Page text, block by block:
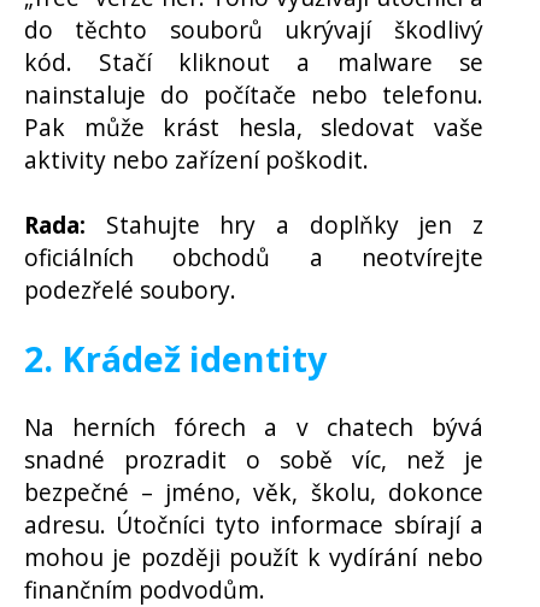
do těchto souborů ukrývají škodlivý
kód. Stačí kliknout a malware se
nainstaluje do počítače nebo telefonu.
Pak může krást hesla, sledovat vaše
aktivity nebo zařízení poškodit.
Rada: Stahujte hry a doplňky jen z
oficiálních obchodů a neotvírejte
podezřelé soubory.
2. Krádež identity
Na herních fórech a v chatech bývá
snadné prozradit o sobě víc, než je
bezpečné – jméno, věk, školu, dokonce
adresu. Útočníci tyto informace sbírají a
mohou je později použít k vydírání nebo
finančním podvodům.